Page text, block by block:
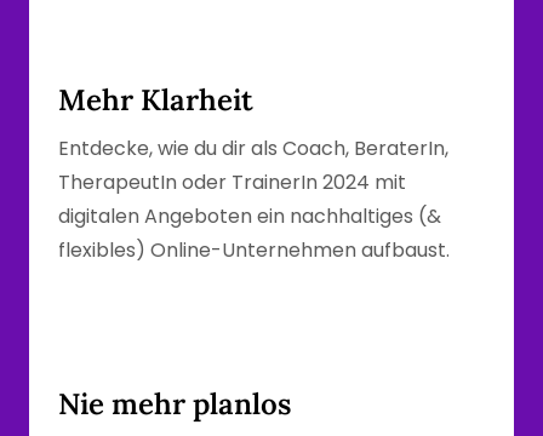
Mehr Klarheit
Entdecke, wie du dir als Coach, BeraterIn,
TherapeutIn oder TrainerIn 2024 mit
digitalen Angeboten ein nachhaltiges (&
flexibles) Online-Unternehmen aufbaust.
Nie mehr planlos